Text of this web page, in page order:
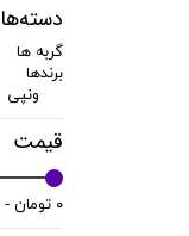
دسته‌ها
گربه ها
برندها
ونپی
قیمت
۰ تومان - ۱۲۵,۰۰۰ تومان